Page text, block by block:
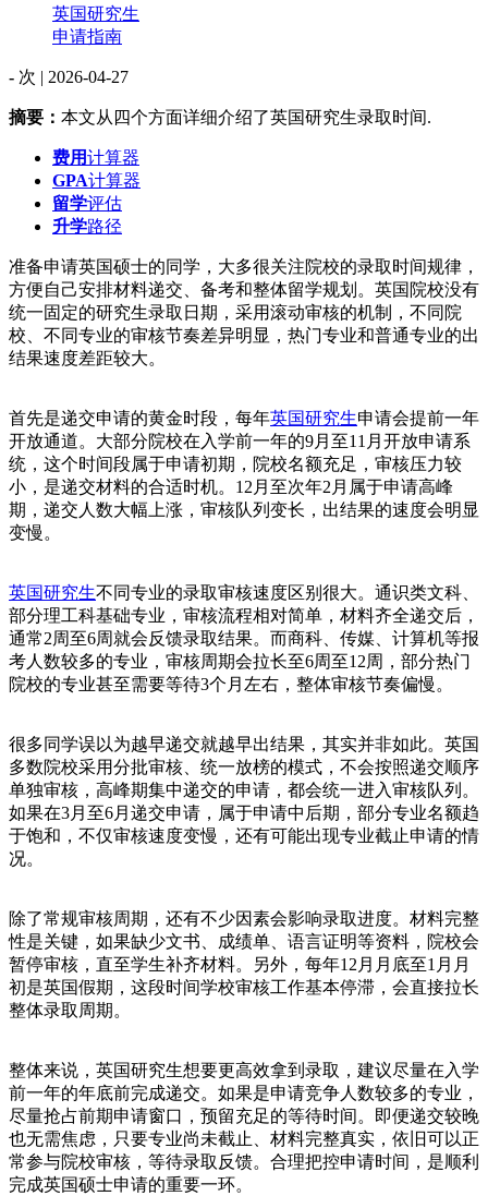
英国研究生
申请指南
- 次 | 2026-04-27
摘要： 本文从四个方面详细介绍了英国研究生录取时间.
费用计算器
GPA计算器
留学评估
升学路径
准备申请英国硕士的同学，大多很关注院校的录取时间规律，
方便自己安排材料递交、备考和整体留学规划。英国院校没有
统一固定的研究生录取日期，采用滚动审核的机制，不同院
校、不同专业的审核节奏差异明显，热门专业和普通专业的出
结果速度差距较大。
首先是递交申请的黄金时段，每年英国研究生申请会提前一年
开放通道。大部分院校在入学前一年的9月至11月开放申请系
统，这个时间段属于申请初期，院校名额充足，审核压力较
小，是递交材料的合适时机。12月至次年2月属于申请高峰
期，递交人数大幅上涨，审核队列变长，出结果的速度会明显
变慢。
英国研究生不同专业的录取审核速度区别很大。通识类文科、
部分理工科基础专业，审核流程相对简单，材料齐全递交后，
通常2周至6周就会反馈录取结果。而商科、传媒、计算机等报
考人数较多的专业，审核周期会拉长至6周至12周，部分热门
院校的专业甚至需要等待3个月左右，整体审核节奏偏慢。
很多同学误以为越早递交就越早出结果，其实并非如此。英国
多数院校采用分批审核、统一放榜的模式，不会按照递交顺序
单独审核，高峰期集中递交的申请，都会统一进入审核队列。
如果在3月至6月递交申请，属于申请中后期，部分专业名额趋
于饱和，不仅审核速度变慢，还有可能出现专业截止申请的情
况。
除了常规审核周期，还有不少因素会影响录取进度。材料完整
性是关键，如果缺少文书、成绩单、语言证明等资料，院校会
暂停审核，直至学生补齐材料。另外，每年12月月底至1月月
初是英国假期，这段时间学校审核工作基本停滞，会直接拉长
整体录取周期。
整体来说，英国研究生想要更高效拿到录取，建议尽量在入学
前一年的年底前完成递交。如果是申请竞争人数较多的专业，
尽量抢占前期申请窗口，预留充足的等待时间。即便递交较晚
也无需焦虑，只要专业尚未截止、材料完整真实，依旧可以正
常参与院校审核，等待录取反馈。合理把控申请时间，是顺利
完成英国硕士申请的重要一环。